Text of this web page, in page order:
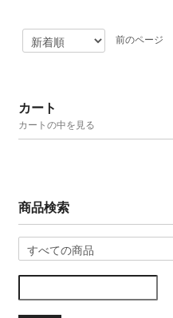
前のページ
カート
カートの中を見る
商品検索